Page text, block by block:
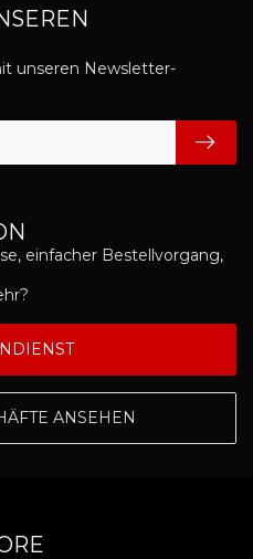
einfacher Bestellvorgang,
ANSEHEN
unseren Newsletter-